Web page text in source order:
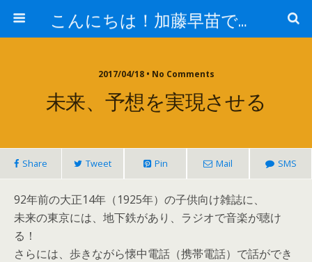
こんにちは！加藤早苗です。
2017/04/18 • No Comments
未来、予想を実現させる
Share Tweet Pin Mail SMS
92年前の大正14年（1925年）の子供向け雑誌に、
未来の東京には、地下鉄があり、ラジオで音楽が聴け
る！
さらには、歩きながら懐中電話（携帯電話）で話ができ